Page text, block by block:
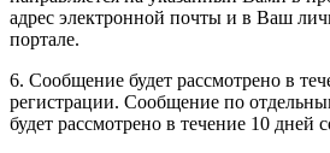
адрес электронной почты и в Ваш
портале.
6. Сообщение будет рассмотрено в
регистрации. Сообщение по
будет рассмотрено в течение 10 дней